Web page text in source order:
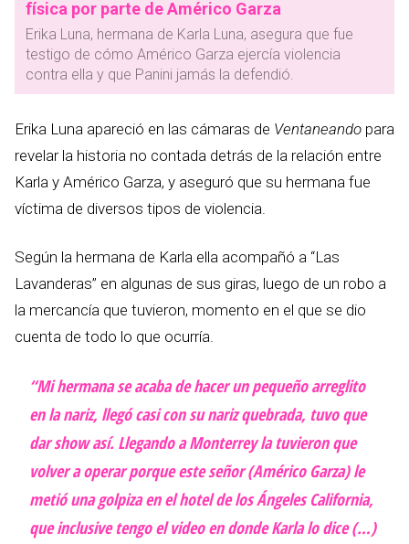
física por parte de Américo Garza
Erika Luna, hermana de Karla Luna, asegura que fue
testigo de cómo Américo Garza ejercía violencia
contra ella y que Panini jamás la defendió.
Erika Luna apareció en las cámaras de Ventaneando para
revelar la historia no contada detrás de la relación entre
Karla y Américo Garza, y aseguró que su hermana fue
víctima de diversos tipos de violencia.
Según la hermana de Karla ella acompañó a “Las
Lavanderas” en algunas de sus giras, luego de un robo a
la mercancía que tuvieron, momento en el que se dio
cuenta de todo lo que ocurría.
“Mi hermana se acaba de hacer un pequeño arreglito
en la nariz, llegó casi con su nariz quebrada, tuvo que
dar show así. Llegando a Monterrey la tuvieron que
volver a operar porque este señor (Américo Garza) le
metió una golpiza en el hotel de los Ángeles California,
que inclusive tengo el video en donde Karla lo dice (…)